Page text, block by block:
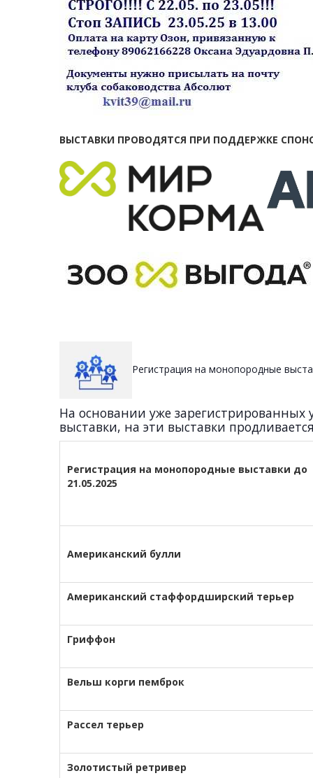
ВЫСТАВКИ ПРОВОДЯТСЯ ПРИ ПОДДЕРЖКЕ
Регистрация на монопородные
На основании уже
выставки, на эти выставки
Регистрация на монопородные выставки до
21.05.2025
Американский булли
Американский стаффордширский терьер
Гриффон
Вельш корги пемброк
Рассел терьер
Золотистый ретривер